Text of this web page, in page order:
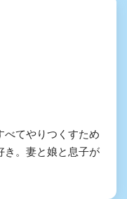
べてやりつくすため
き。妻と娘と息子が